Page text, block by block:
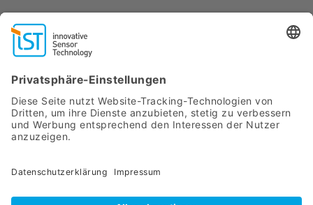
Wasserstoff